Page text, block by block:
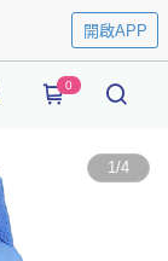
開啟APP
0
1/4